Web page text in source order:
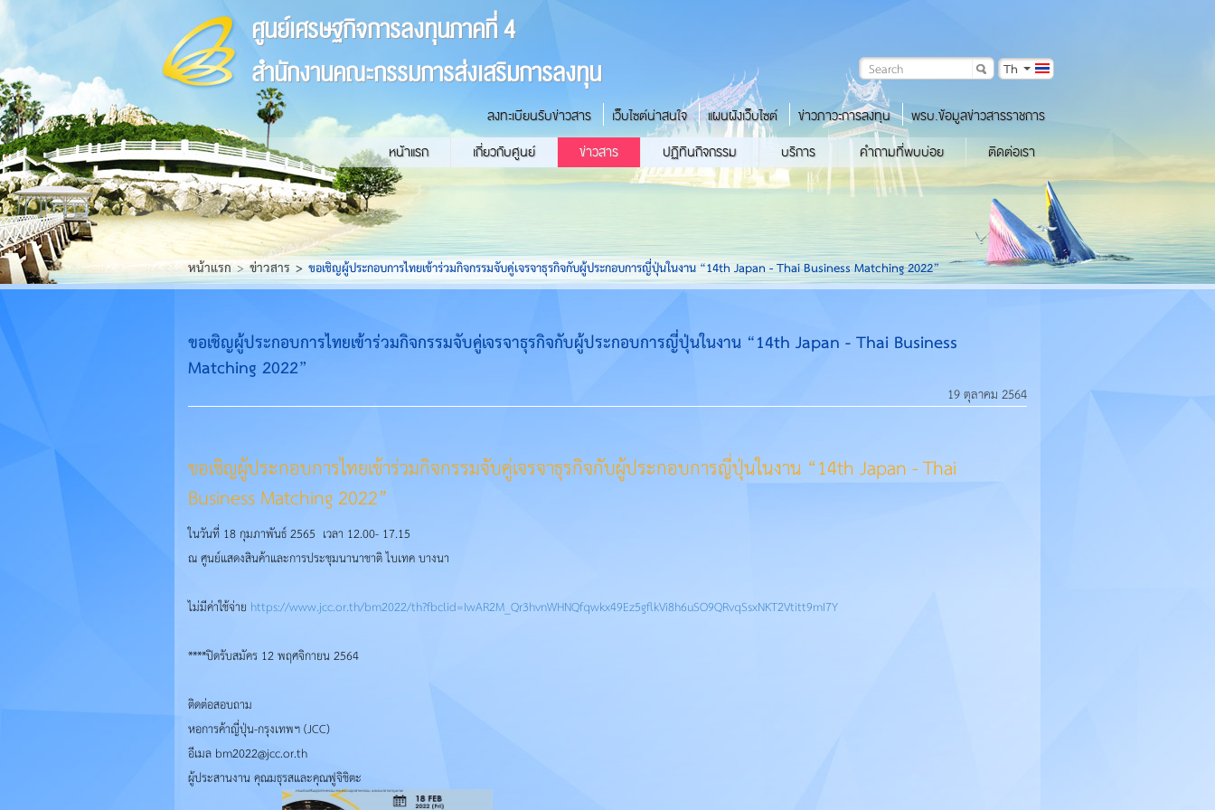
ศูนย์เศรษฐกิจการลงทุนภาคที่ 4
สำนักงานคณะกรรมการส่งเสริมการลงทุน
Th
ลงทะเบียนรับข่าวสาร เว็บไซต์น่าสนใจ แผนผังเว็บไซต์ ข่าวภาวะการลงทุน
พรบ.ข้อมูลข่าวสารราชการ
หน้าแรก
เกี่ยวกับศูนย์ ข่าวสาร ปฏิทินกิจกรรม บริการ คำถามที่พบบ่อย ติดต่อเรา
หน้าแรก ข่าวสาร ​ขอเชิญผู้ประกอบการไทยเข้าร่วมกิจกรรมจับคู่เจรจาธุรกิจกับผู้ประกอบการญี่ปุ่นในงาน “14th Japan - Thai Business Matching 2022”
​ขอเชิญผู้ประกอบการไทยเข้าร่วมกิจกรรมจับคู่เจรจาธุรกิจกับผู้ประกอบการญี่ปุ่นในงาน “14th Japan - Thai Business
Matching 2022”
19 ตุลาคม 2564
ขอเชิญผู้ประกอบการไทยเข้าร่วมกิจกรรมจับคู่เจรจาธุรกิจกับผู้ประกอบการญี่ปุ่นในงาน “14th Japan - Thai
Business Matching 2022”
ในวันที่ 18 กุมภาพันธ์ 2565 เวลา 12.00- 17.15
ณ ศูนย์แสดงสินค้าและการประชุมนานาชาติ ไบเทค บางนา
ไม่มีค่าใช้จ่าย https://www.jcc.or.th/bm2022/th?fbclid=IwAR2M_Qr3hvnWHNQfqwkx49Ez5gflkVi8h6uSO9QRvqSsxNKT2Vtitt9mI7Y
****ปิดรับสมัคร 12 พฤศจิกายน 2564
ติดต่อสอบถาม
หอการค้าญี่ปุ่น-กรุงเทพฯ (JCC)
อีเมล bm2022@jcc.or.th
ผู้ประสานงาน คุณมธุรสและคุณฟูจิชิตะ